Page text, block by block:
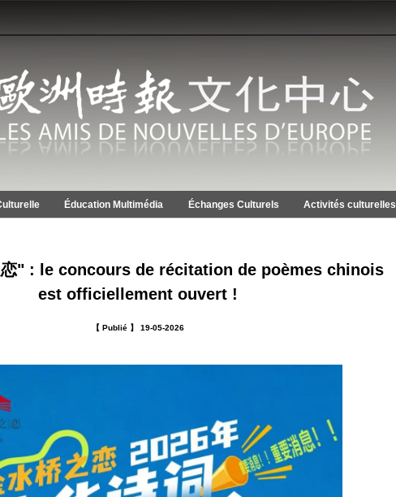
Éducation Multimédia Échanges Culturels Activités culturelles
恋" : le concours de récitation de poèmes chinois
est officiellement ouvert !
【 Publié 】 19-05-2026